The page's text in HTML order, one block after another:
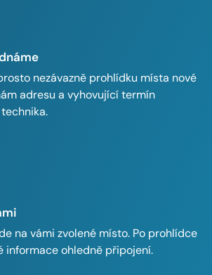
nezávazně prohlídku místa nové
adresu a vyhovující termín
na vámi zvolené místo. Po prohlídce
informace ohledně připojení.